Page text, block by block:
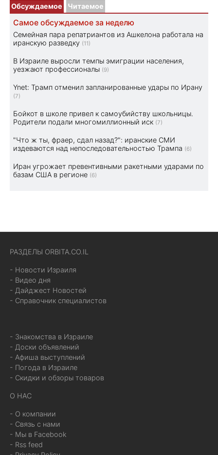
Обсуждаемое Читаемое
Самое обсуждаемое за неделю
Семейная пара репатриантов из Ашкелона работала на
иранскую разведку (11)
В Израиле выросли темпы эмиграции населения,
уезжают профессионалы (9)
Ynet: Трамп отменил запланированные удары по Ирану
(7)
Бойкот в школе привел к самоубийству школьницы.
Родители подали многомиллионный иск (7)
"Что ж ты, фраер, сдал назад?": иранские СМИ
издеваются над непоследовательностью Трампа (6)
Иран угрожает превентивными ракетными ударами по
базам США в регионе (6)
РАЗДЕЛЫ ORBITA.CO.IL
- Новости Израиля
- Видео дня
- Дайджест Новостей
- Справочник специалистов
- Знакомства в Израиле
- Доски объявлений
- Афиша выступлений
- Погода в Израиле
- Скидки и обзоры товаров
О НАС
- О компании
- Связь с нами
- Мы в Facebook
- Rss feed